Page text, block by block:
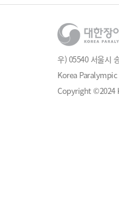
우) 05540 서울시
Korea
Copyright ©2024